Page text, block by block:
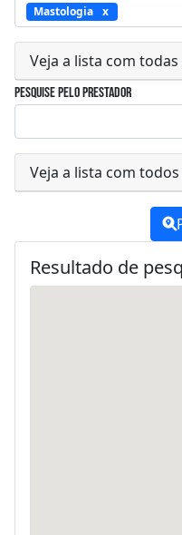
Mastologia
Veja a lista com
Pesquise pelo prestador
Veja a lista com
Resultado de